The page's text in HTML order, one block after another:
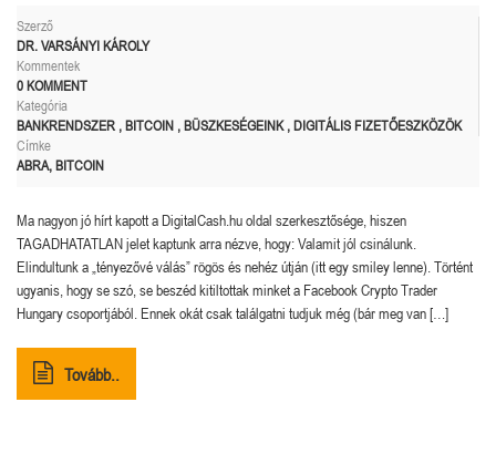
Szerző
DR. VARSÁNYI KÁROLY
Kommentek
0 KOMMENT
Kategória
BANKRENDSZER , BITCOIN , BÜSZKESÉGEINK, DIGITÁLIS FIZETŐESZKÖZÖK
Címke
ABRA, BITCOIN
Ma nagyon jó hírt kapott a DigitalCash.hu oldal szerkesztősége, hiszen
TAGADHATATLAN jelet kaptunk arra nézve, hogy: Valamit jól csinálunk.
Elindultunk a „tényezővé válás” rögös és nehéz útján (itt egy smiley lenne). Történt
ugyanis, hogy se szó, se beszéd kitiltottak minket a Facebook Crypto Trader
Hungary csoportjából. Ennek okát csak találgatni tudjuk még (bár meg van […]
Tovább..